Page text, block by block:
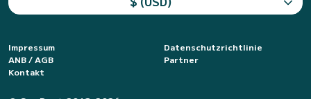
Impressum
Datenschutzrichtlinie
ANB / AGB
Partner
Kontakt